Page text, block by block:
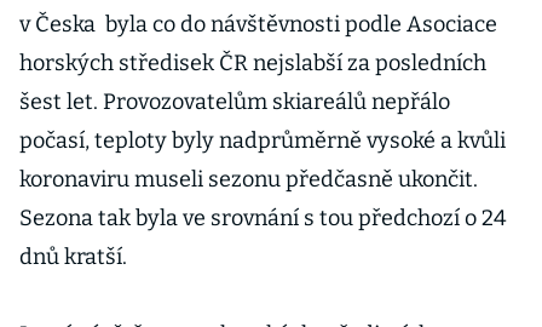
v Česka byla co do návštěvnosti podle Asociace
horských středisek ČR nejslabší za posledních
šest let. Provozovatelům skiareálů nepřálo
počasí, teploty byly nadprůměrně vysoké a kvůli
koronaviru museli sezonu předčasně ukončit.
Sezona tak byla ve srovnání s tou předchozí o 24
dnů kratší.